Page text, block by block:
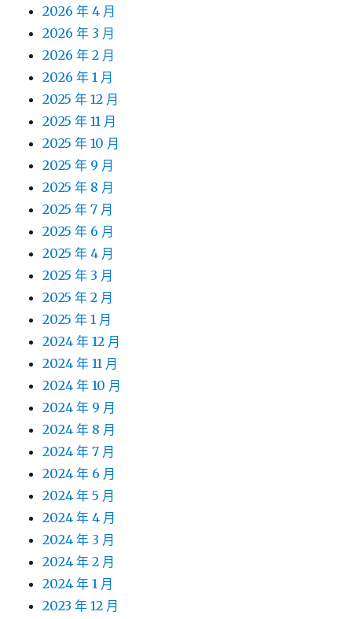
2026 年 4 月
2026 年 3 月
2026 年 2 月
2026 年 1 月
2025 年 12 月
2025 年 11 月
2025 年 10 月
2025 年 9 月
2025 年 8 月
2025 年 7 月
2025 年 6 月
2025 年 4 月
2025 年 3 月
2025 年 2 月
2025 年 1 月
2024 年 12 月
2024 年 11 月
2024 年 10 月
2024 年 9 月
2024 年 8 月
2024 年 7 月
2024 年 6 月
2024 年 5 月
2024 年 4 月
2024 年 3 月
2024 年 2 月
2024 年 1 月
2023 年 12 月